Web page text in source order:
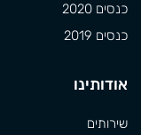
כנסים 2020
כנסים 2019
אודותינו
שירותים